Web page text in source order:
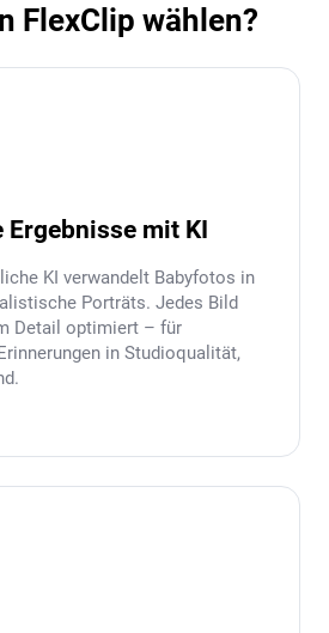
FlexClip wählen?
mit KI
KI verwandelt Babyfotos in
Porträts. Jedes Bild
Detail optimiert – für
in Studioqualität,